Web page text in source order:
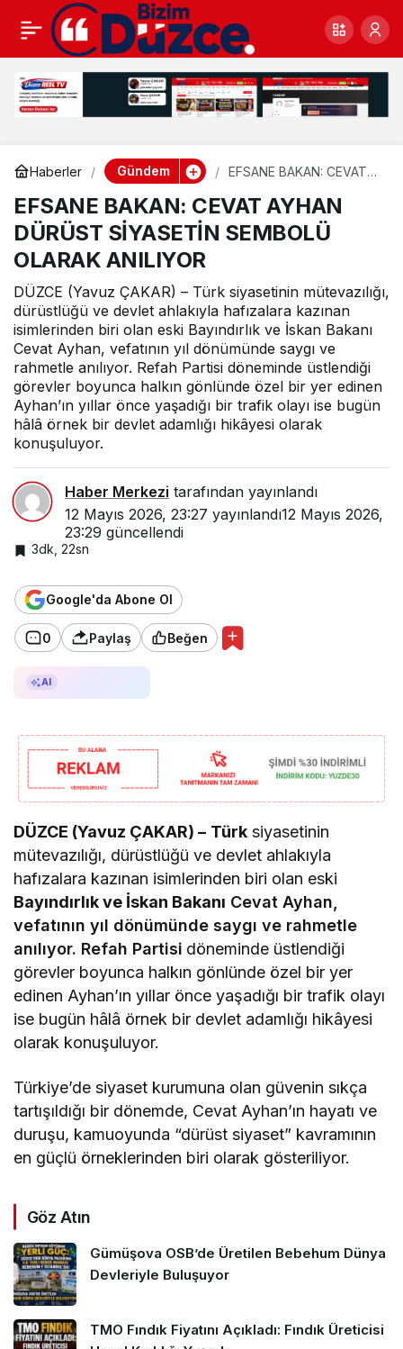
Haberler Gündem
EFSANE BAKAN: CEVAT
SİYASETİN SEMBOLÜ
OLARAK ANILIYOR
EFSANE BAKAN: CEVAT AYHAN
DÜRÜST SİYASETİN SEMBOLÜ
OLARAK ANILIYOR
DÜZCE (Yavuz ÇAKAR) – Türk siyasetinin mütevazılığı,
dürüstlüğü ve devlet ahlakıyla hafızalara kazınan
isimlerinden biri olan eski Bayındırlık ve İskan Bakanı
Cevat Ayhan, vefatının yıl dönümünde saygı ve
rahmetle anılıyor. Refah Partisi döneminde üstlendiği
görevler boyunca halkın gönlünde özel bir yer edinen
Ayhan’ın yıllar önce yaşadığı bir trafik olayı ise bugün
hâlâ örnek bir devlet adamlığı hikâyesi olarak
konuşuluyor.
Haber Merkezi tarafından yayınlandı
12 Mayıs 2026, 23:27 yayınlandı12 Mayıs 2026,
23:29 güncellendi
3dk, 22sn
Google'da Abone Ol
0 Paylaş Beğen
AI
DÜZCE (Yavuz ÇAKAR) – Türk siyasetinin
mütevazılığı, dürüstlüğü ve devlet ahlakıyla
hafızalara kazınan isimlerinden biri olan eski
Bayındırlık ve İskan Bakanı Cevat Ayhan,
vefatının yıl dönümünde saygı ve rahmetle
anılıyor. Refah Partisi döneminde üstlendiği
görevler boyunca halkın gönlünde özel bir yer
edinen Ayhan’ın yıllar önce yaşadığı bir trafik olayı
ise bugün hâlâ örnek bir devlet adamlığı hikâyesi
olarak konuşuluyor.
Türkiye’de siyaset kurumuna olan güvenin sıkça
tartışıldığı bir dönemde, Cevat Ayhan’ın hayatı ve
duruşu, kamuoyunda “dürüst siyaset” kavramının
en güçlü örneklerinden biri olarak gösteriliyor.
Göz Atın
Gümüşova OSB’de Üretilen Bebehum Dünya
Devleriyle Buluşuyor
TMO Fındık Fiyatını Açıkladı: Fındık Üreticisi
HİLALTEPE’DE ANNELER
GÜNÜ COŞKUSU:
0 Paylaş